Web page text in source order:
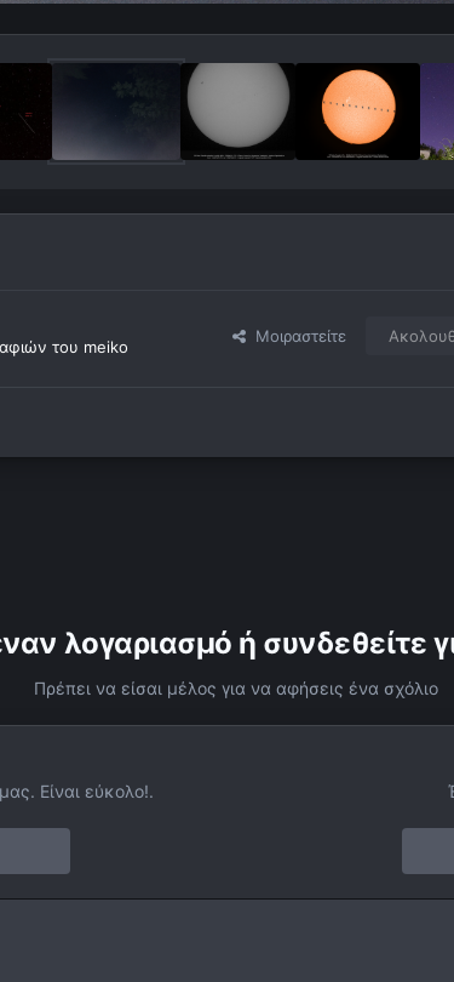
του meiko
Μοιραστείτε
λογαριασμό ή συνδεθείτε
Πρέπει να είσαι μέλος για να αφήσεις ένα σχόλιο
Είναι εύκολο!.